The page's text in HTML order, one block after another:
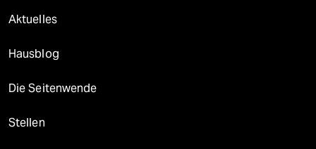
Aktuelles
Hausblog
Die Seitenwende
Stellen